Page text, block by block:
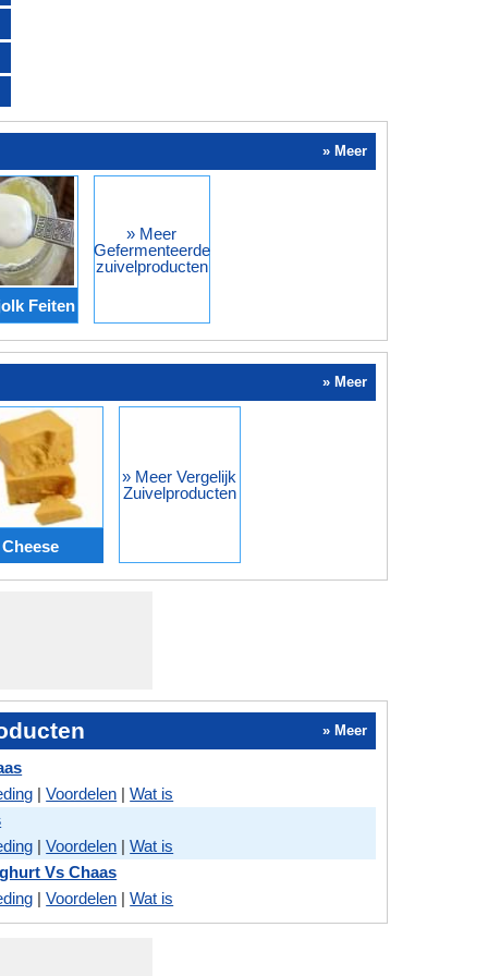
» Meer
Feiten
» Meer
Gefermenteerde
zuivelproducten
» Meer
» Meer Vergelijk
Zuivelproducten
» Meer
|Voordelen |Wat is
|Voordelen |Wat is
Vs Chaas
|Voordelen |Wat is